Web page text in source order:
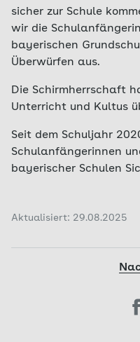
sicher zur Schule
wir die
bayerischen
Überwürfen aus.
Die Schirmherrschaft
Unterricht und Kultus
Seit dem Schuljahr
Schulanfängerinnen
bayerischer Schulen
Aktualisiert: 29.08.2025